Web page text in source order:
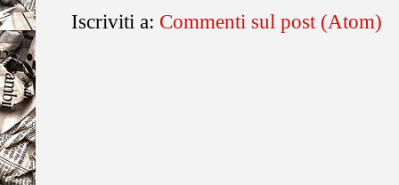
Iscriviti a: Commenti sul post (Atom)